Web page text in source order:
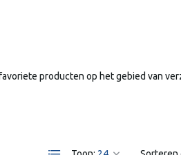
producten op het gebied van